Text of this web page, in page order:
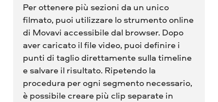
Per ottenere più sezioni da un unico
filmato, puoi utilizzare lo strumento online
di Movavi accessibile dal browser. Dopo
aver caricato il file video, puoi definire i
punti di taglio direttamente sulla timeline
e salvare il risultato. Ripetendo la
procedura per ogni segmento necessario,
è possibile creare più clip separate in